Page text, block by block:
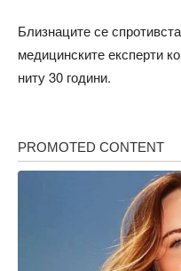
Близнаците се
медицинските експерти
ниту 30 години.